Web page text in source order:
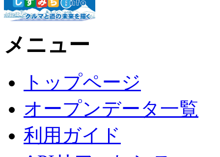
メニュー
トップページ
オープンデータ一覧
利用ガイド